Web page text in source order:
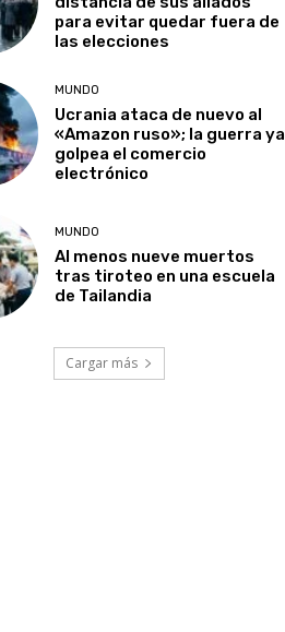
para evitar quedar fuera de
las elecciones
MUNDO
Ucrania ataca de nuevo al
«Amazon ruso»; la guerra ya
golpea el comercio
electrónico
MUNDO
Al menos nueve muertos
tras tiroteo en una escuela
de Tailandia
Cargar más